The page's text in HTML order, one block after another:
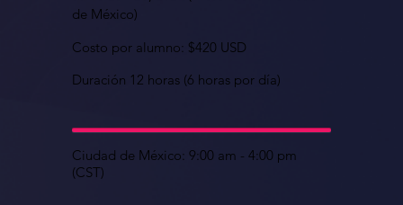
Ciudad de México: 9:00 am - 4:00 pm
(CST)
de México)
Costo por alumno: $420 USD
Duración 12 horas (6 horas por día)